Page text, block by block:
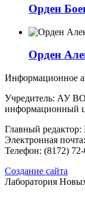
Орден
Орден
Информационное
Учредитель: АУ
информационный
Главный
Электронная почта:
Телефон: (8172)
Создание сайта
Лаборатория